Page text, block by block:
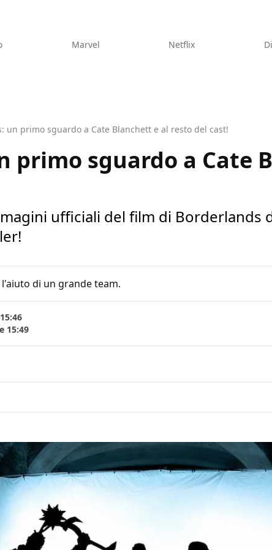
Marvel Netflix
un primo sguardo a Cate Blanchett e al resto del cast!
primo sguardo a Cate
ufficiali del film di Borderlands
di un grande team.
15:49